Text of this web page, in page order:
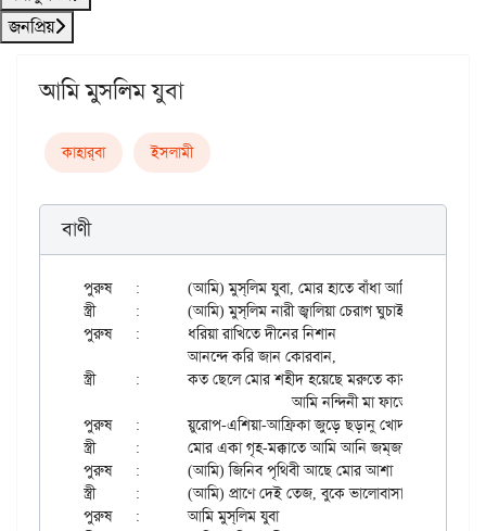
জনপ্রিয়
আমি মুসলিম যুবা
কাহার্‌বা ইসলামী
বাণী
পুরুষ	:	(আমি) মুস্‌লিম যুবা, মোর হাতে বাঁধা আলির জুল্‌ফিকার।
স্ত্রী	:	(আমি) মুস্‌লিম নারী জ্বালিয়া চেরাগ ঘুচাই অন্ধকার।।
পুরুষ	:	ধরিয়া রাখিতে দীনের নিশান
		আনন্দে করি জান কোরবান,
স্ত্রী	:	কত ছেলে মোর শহীদ হয়েছে মরুতে কারাবালার।
				আমি নন্দিনী মা ফাতেমার।।
পুরুষ	:	য়ুরোপ-এশিয়া-আফ্রিকা জুড়ে ছড়ানু খোদার বাণী,
স্ত্রী	:	মোর একা গৃহ-মক্কাতে আমি আনি জম্‌জম্‌ পানি।
পুরুষ	:	(আমি) জিনিব পৃথিবী আছে মোর আশা
স্ত্রী	:	(আমি) প্রাণে দেই তেজ, বুকে ভালোবাসা,
পুরুষ	:	আমি মুস্‌লিম যুবা